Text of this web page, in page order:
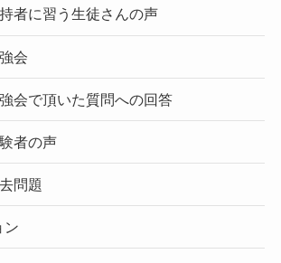
者に習う生徒さんの声
会
会で頂いた質問への回答
者の声
問題
ン